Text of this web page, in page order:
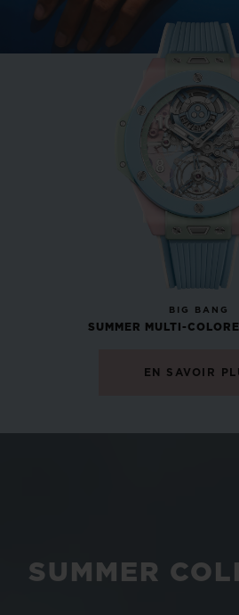
BIG BANG
MINT GREEN
EUR 15,200 •
BIG BANG
SUMMER MULTI-
EN SAVOIR
SUMMER